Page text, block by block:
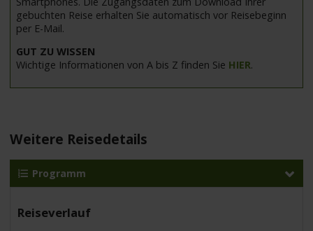
gebuchten Reise erhalten Sie automatisch vor Reisebeginn
per E-Mail.
GUT ZU WISSEN
Wichtige Informationen von A bis Z finden Sie HIER.
Weitere Reisedetails
Programm
Reiseverlauf